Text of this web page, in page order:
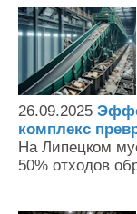
26.09.2025
комплекс
На Липецком
50% отходов